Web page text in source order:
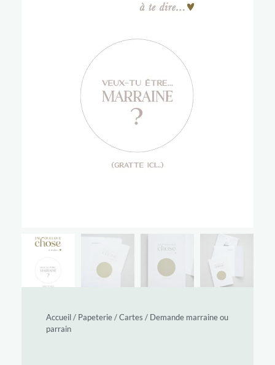
Accueil/ Papeterie/Cartes / Demande marraine ou
parrain